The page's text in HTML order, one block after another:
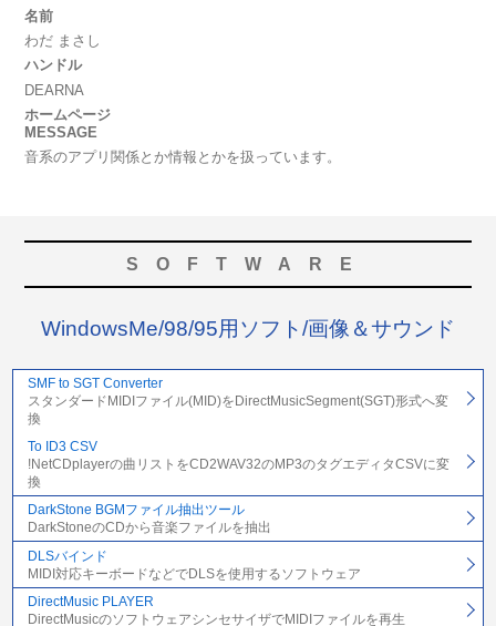
名前
わだ まさし
ハンドル
DEARNA
ホームページ
MESSAGE
音系のアプリ関係とか情報とかを扱っています。
SOFTWARE
WindowsMe/98/95用ソフト/画像＆サウンド
SMF to SGT Converter
スタンダードMIDIファイル(MID)をDirectMusicSegment(SGT)形式へ変
換
To ID3 CSV
!NetCDplayerの曲リストをCD2WAV32のMP3のタグエディタCSVに変
換
DarkStone BGMファイル抽出ツール
DarkStoneのCDから音楽ファイルを抽出
DLSバインド
MIDI対応キーボードなどでDLSを使用するソフトウェア
DirectMusic PLAYER
DirectMusicのソフトウェアシンセサイザでMIDIファイルを再生